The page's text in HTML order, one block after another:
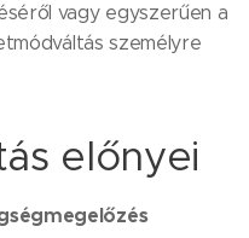
vagy egyszerűen a
személyre
előnyei